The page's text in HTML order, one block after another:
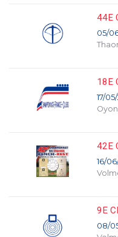
44E
05/
18E
17/
42E
16/
9E
08/